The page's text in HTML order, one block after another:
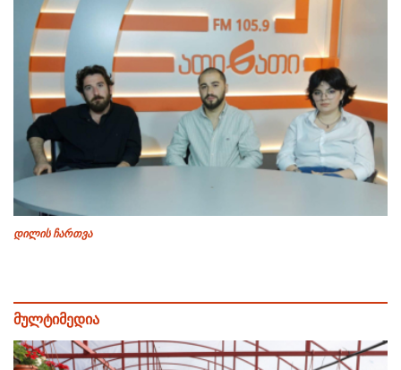
დილის ჩართვა
მულტიმედია